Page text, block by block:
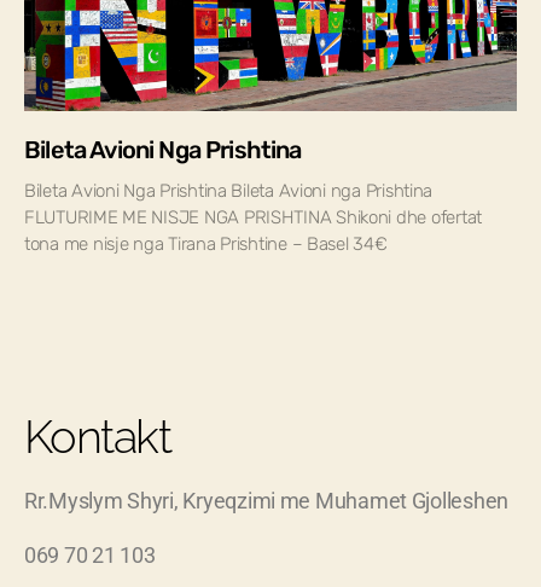
Bileta Avioni Nga Prishtina
Bileta Avioni Nga Prishtina Bileta Avioni nga Prishtina
FLUTURIME ME NISJE NGA PRISHTINA Shikoni dhe ofertat
tona me nisje nga Tirana Prishtine – Basel 34€
Kontakt
Rr.Myslym Shyri, Kryeqzimi me Muhamet Gjolleshen
069 70 21 103